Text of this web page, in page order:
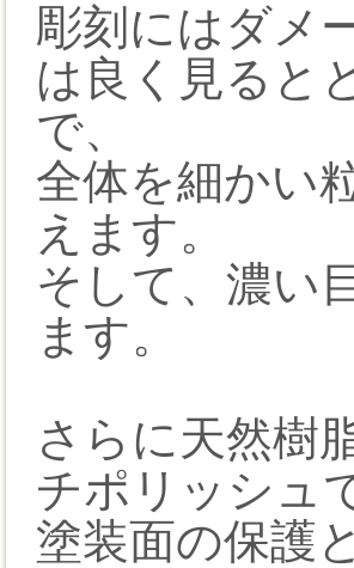
彫刻にはダメ
は良く見ると
で、
全体を細かい
えます。
そして、濃い
ます。
さらに天然樹
チポリッシュ
塗装面の保護